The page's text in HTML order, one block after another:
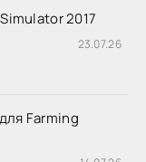
2017
23.07.26
Farming